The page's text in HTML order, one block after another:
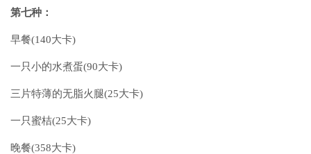
第七种：
早餐(140大卡)
一只小的水煮蛋(90大卡)
三片特薄的无脂火腿(25大卡)
一只蜜桔(25大卡)
晚餐(358大卡)